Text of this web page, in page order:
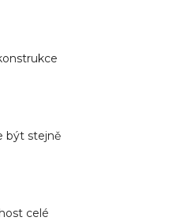
být stejně
celé